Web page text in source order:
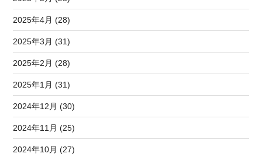
2025年4月 (28)
2025年3月 (31)
2025年2月 (28)
2025年1月 (31)
2024年12月 (30)
2024年11月 (25)
2024年10月 (27)